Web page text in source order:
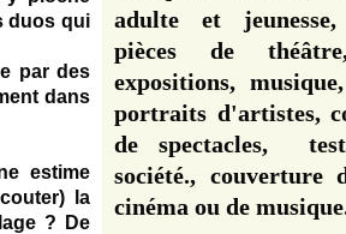
duos qui
par des
dans
estime
la
? De
adulte et
pièces de
expositions,
portraits d'artistes,
de spectacles,
société., couverture
cinéma ou de